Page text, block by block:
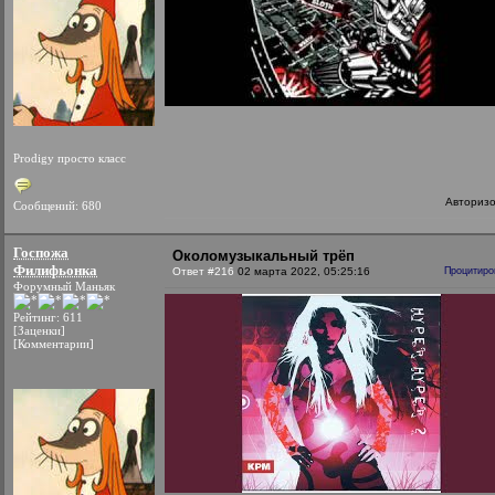
Prodigy просто класс
Сообщений: 680
Госпожа
Филифьонка
Форумный Маньяк
Рейтинг: 611
[Заценки]
[Комментарии]
Околомузыкальный трёп
Ответ #216 02 марта 2022, 05:25:16